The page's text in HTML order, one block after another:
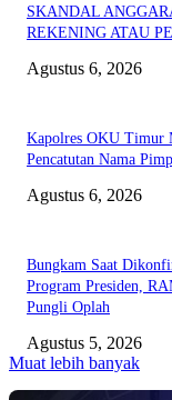
SKANDAL
REKENING ATAU
Agustus 6, 2026
Kapolres OKU Timur
Pencatutan Nama
Agustus 6, 2026
Bungkam Saat
Program Presiden,
Pungli Oplah
Agustus 5, 2026
Muat lebih banyak